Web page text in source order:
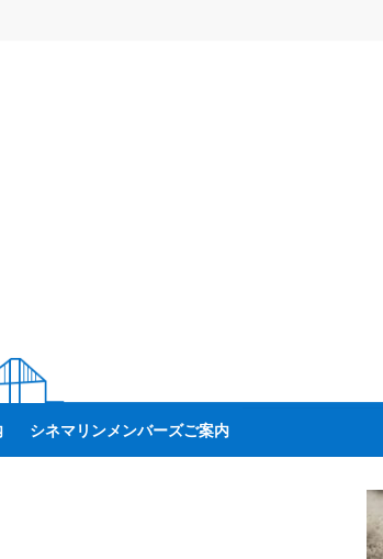
シネマリンメンバーズご案内